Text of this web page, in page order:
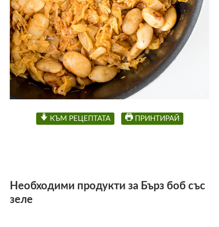
КЪМ РЕЦЕПТАТА ПРИНТИРАЙ
Необходими продукти за Бърз боб със
зеле